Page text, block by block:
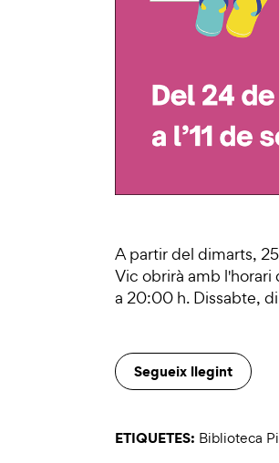
A partir del dimarts,
Vic obrirà amb l'horari
a 20:00 h. Dissabte,
Segueix llegint
ETIQUETES: Biblioteca